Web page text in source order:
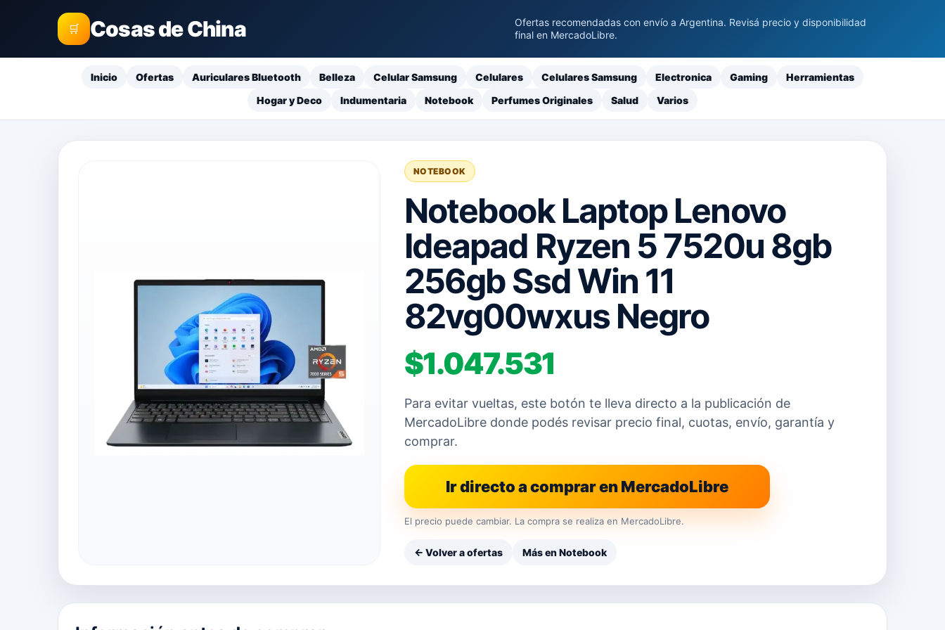
🛒 Cosas de China
Ofertas recomendadas con envío a Argentina. Revisá precio y disponibilidad
final en MercadoLibre.
Inicio Ofertas Auriculares Bluetooth Belleza Celular Samsung Celulares Celulares Samsung Electronica Gaming
Herramientas
Hogar y Deco
Indumentaria Notebook Perfumes Originales Salud Varios
NOTEBOOK
Notebook Laptop Lenovo
Ideapad Ryzen 5 7520u 8gb
256gb Ssd Win 11
82vg00wxus Negro
$1.047.531
Para evitar vueltas, este botón te lleva directo a la publicación de
MercadoLibre donde podés revisar precio final, cuotas, envío, garantía y
comprar.
Ir directo a comprar en MercadoLibre
El precio puede cambiar. La compra se realiza en MercadoLibre.
← Volver a ofertas Más en Notebook